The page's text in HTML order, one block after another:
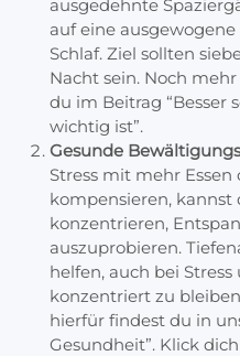
ausgedehnte
auf eine
Schlaf. Ziel sollten
Nacht sein. Noch
du im Beitrag “Besser
wichtig ist”.
Gesunde
Stress mit mehr
kompensieren, kannst
konzentrieren,
auszuprobieren.
helfen, auch bei
konzentriert zu
hierfür findest du in
Gesundheit”. Klick